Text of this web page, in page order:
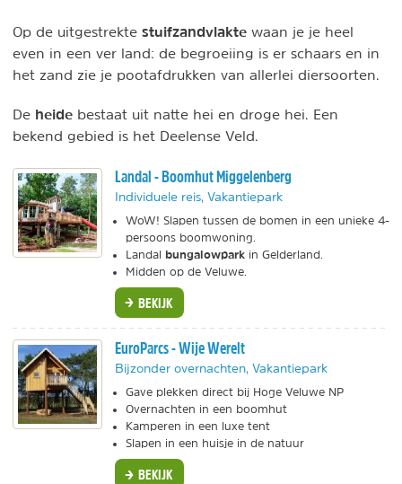
Op de uitgestrekte stuifzandvlakte waan je je heel
even in een ver land: de begroeiing is er schaars en in
het zand zie je pootafdrukken van allerlei diersoorten.
De heide bestaat uit natte hei en droge hei. Een
bekend gebied is het Deelense Veld.
Landal - Boomhut Miggelenberg
Individuele reis, Vakantiepark
WoW! Slapen tussen de bomen in een unieke 4-
persoons boomwoning.
Landal bungalowpark in Gelderland.
Midden op de Veluwe.
BEKIJK
EuroParcs - Wije Werelt
Bijzonder overnachten, Vakantiepark
Gave plekken direct bij Hoge Veluwe NP
Overnachten in een boomhut
Kamperen in een luxe tent
Slapen in een huisje in de natuur
BEKIJK